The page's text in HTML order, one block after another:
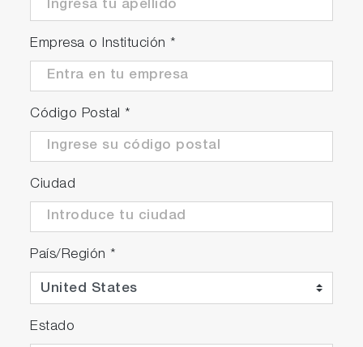
Empresa o Institución *
Código Postal *
Ciudad
País/Región *
Estado